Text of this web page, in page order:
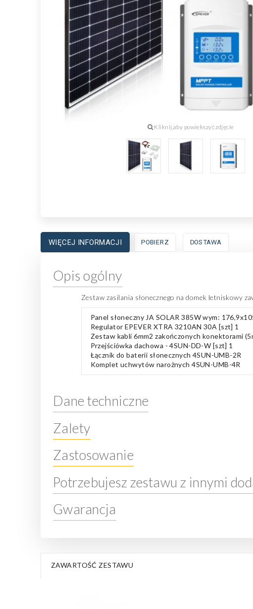
WIĘCEJ INFORMACJI POBIERZ DOSTAWA
Opis ogólny
Zestaw zasilania słonecznego na domek letniskowy
Panel słoneczny JA SOLAR 385W wym:
Regulator EPEVER XTRA 3210AN 30A [szt] 1
Zestaw kabli 6mm2 zakończonych konektorami
Przejściówka dachowa - 4SUN-DD-W [szt] 1
Łącznik do baterii słonecznych 4SUN-UMB-2R
Komplet uchwytów narożnych 4SUN-UMB-4R
Dane techniczne
Zalety
Zastosowanie
Potrzebujesz zestawu z innymi
Gwarancja
ZAWARTOŚĆ ZESTAWU